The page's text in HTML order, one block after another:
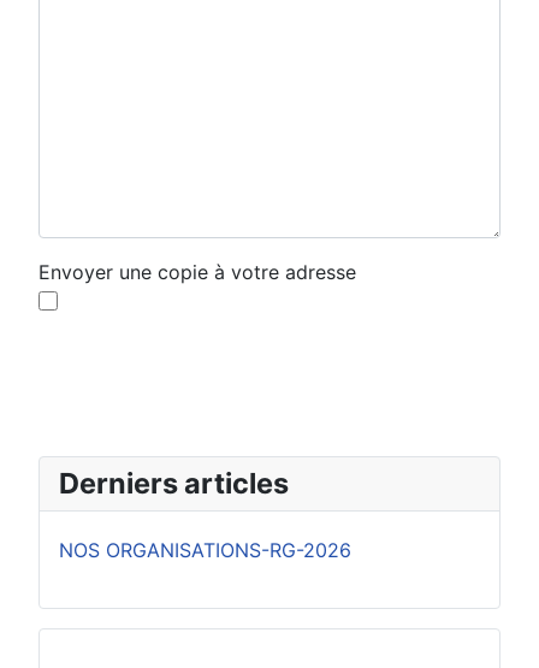
Envoyer une copie à votre adresse
Derniers articles
NOS ORGANISATIONS-RG-2026